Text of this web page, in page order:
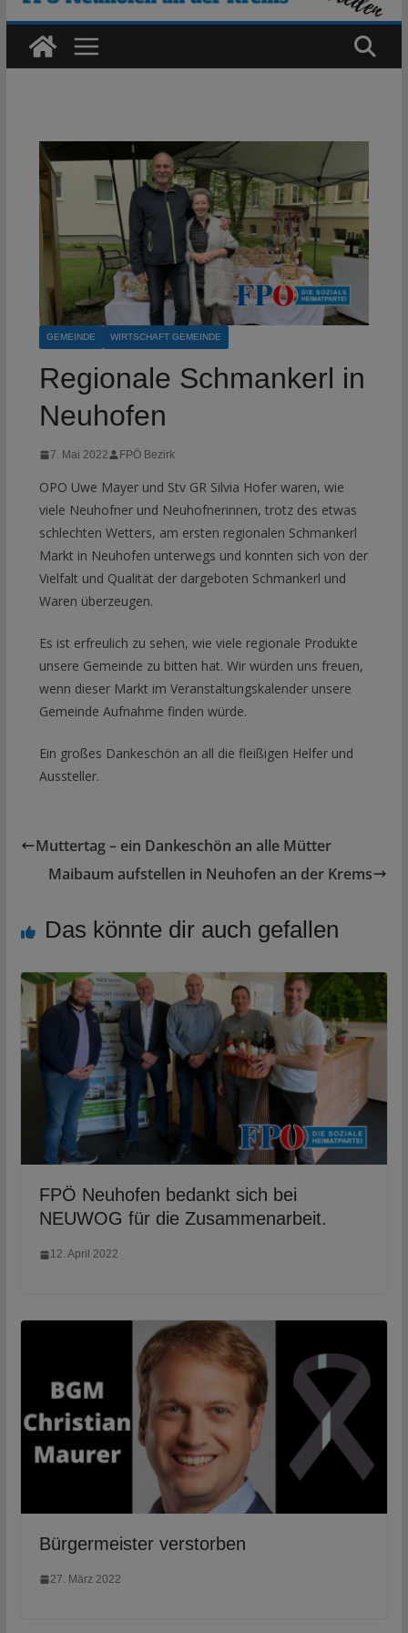
GEMEINDE WIRTSCHAFT GEMEINDE
Regionale Schmankerl in
Neuhofen
7. Mai 2022 FPÖ Bezirk
OPO Uwe Mayer und Stv GR Silvia Hofer waren, wie
viele Neuhofner und Neuhofnerinnen, trotz des etwas
schlechten Wetters, am ersten regionalen Schmankerl
Markt in Neuhofen unterwegs und konnten sich von der
Vielfalt und Qualität der dargeboten Schmankerl und
Waren überzeugen.
Es ist erfreulich zu sehen, wie viele regionale Produkte
unsere Gemeinde zu bitten hat. Wir würden uns freuen,
wenn dieser Markt im Veranstaltungskalender unsere
Gemeinde Aufnahme finden würde.
Ein großes Dankeschön an all die fleißigen Helfer und
Aussteller.
Muttertag – ein Dankeschön an alle Mütter
Maibaum aufstellen in Neuhofen an der Krems
Das könnte dir auch gefallen
FPÖ Neuhofen bedankt sich bei
NEUWOG für die Zusammenarbeit.
12. April 2022
Bürgermeister verstorben
27. März 2022